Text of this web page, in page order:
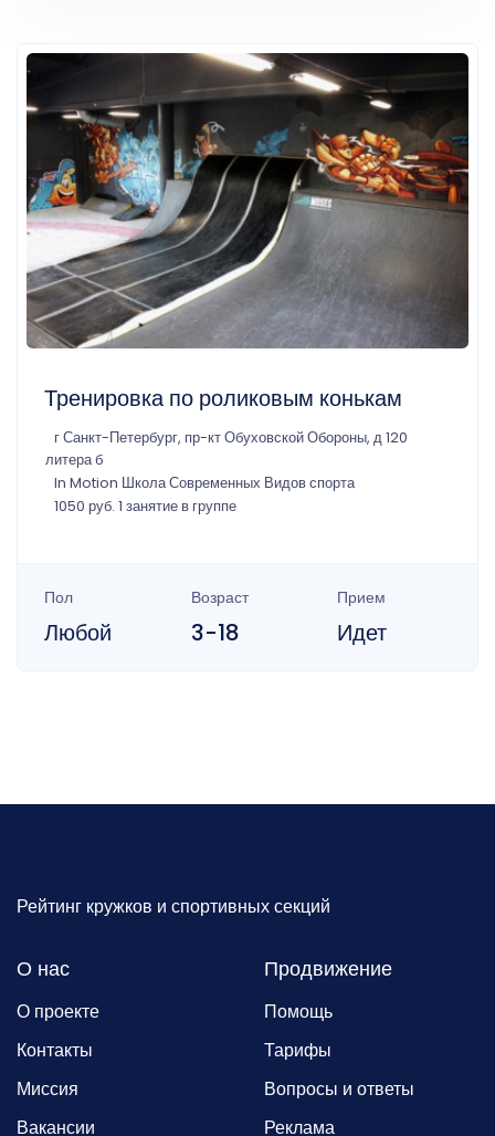
Тренировка по роликовым конькам
г Санкт-Петербург, пр-кт Обуховской Обороны, д 120
литера б
In Motion Школа Современных Видов спорта
1050 руб. 1 занятие в группе
Пол
Любой
Возраст
3-18
Прием
Идет
Рейтинг кружков и спортивных секций
О нас
О проекте
Контакты
Миссия
Вакансии
Продвижение
Помощь
Тарифы
Вопросы и ответы
Реклама